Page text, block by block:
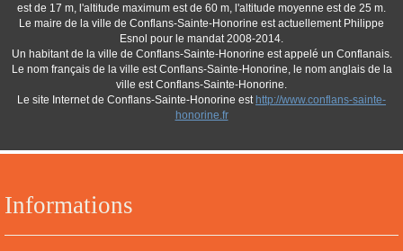
Informations
est de 17 m, l'altitude maximum est de 60 m, l'altitude moyenne est de 25 m.
Le maire de la ville de Conflans-Sainte-Honorine est actuellement Philippe
Esnol pour le mandat 2008-2014.
Un habitant de la ville de Conflans-Sainte-Honorine est appelé un Conflanais.
Le nom français de la ville est Conflans-Sainte-Honorine, le nom anglais de la
ville est Conflans-Sainte-Honorine.
Le site Internet de Conflans-Sainte-Honorine est http://www.conflans-sainte-
honorine.fr